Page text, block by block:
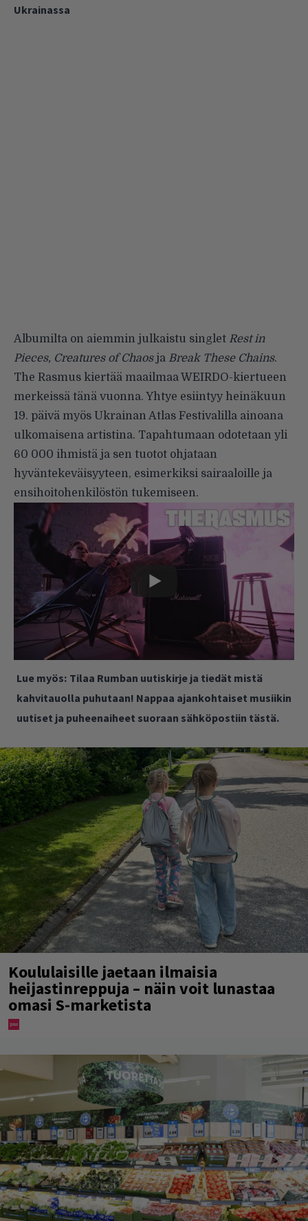
Ukrainassa
Albumilta on aiemmin julkaistu singlet Rest in
Pieces, Creatures of Chaosja Break These Chains.
The Rasmus kiertää maailmaa WEIRDO-kiertueen
merkeissä tänä vuonna. Yhtye esiintyy heinäkuun
19. päivä myös Ukrainan Atlas Festivalilla ainoana
ulkomaisena artistina. Tapahtumaan odotetaan yli
60 000 ihmistä ja sen tuotot ohjataan
hyväntekeväisyyteen, esimerkiksi sairaaloille ja
ensihoitohenkilöstön tukemiseen.
Lue myös: Tilaa Rumban uutiskirje ja tiedät mistä
kahvitauolla puhutaan! Nappaa ajankohtaiset musiikin
uutiset ja puheenaiheet suoraan sähköpostiin tästä.
Koululaisille jaetaan ilmaisia
heijastinreppuja – näin voit lunastaa
omasi S-marketista